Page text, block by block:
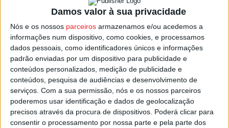
Damos valor à sua privacidade
Nós e os nossos parceiros armazenamos e/ou acedemos a
informações num dispositivo, como cookies, e processamos
dados pessoais, como identificadores únicos e informações
padrão enviadas por um dispositivo para publicidade e
conteúdos personalizados, medição de publicidade e
conteúdos, pesquisa de audiências e desenvolvimento de
serviços. Com a sua permissão, nós e os nossos parceiros
poderemos usar identificação e dados de geolocalização
precisos através da procura de dispositivos. Poderá clicar para
consentir o processamento por nossa parte e pela parte dos
Divisão de Elite da Associação de Futebol do Porto.
Esta e outras notícias para ouvir na Estação Diária – 96.8
FM ou emwww.968.fm.
Pub
TAGS Futsal Feminino Viseu 2001